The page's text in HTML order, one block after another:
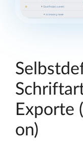
Exporte
on)